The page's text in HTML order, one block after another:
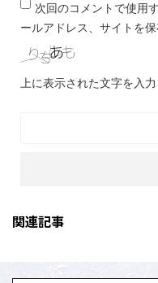
次回のコメントで使用
ールアドレス、サイトを保
上に表示された文字を入力
関連記事